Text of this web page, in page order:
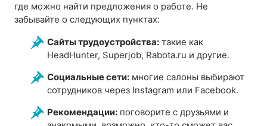
где можно найти предложения о работе. Не
забывайте о следующих пунктах:
Сайты трудоустройства: такие как
HeadHunter, Superjob, Rabota.ru и другие.
Социальные сети: многие салоны выбирают
сотрудников через Instagram или Facebook.
Рекомендации: поговорите с друзьями и